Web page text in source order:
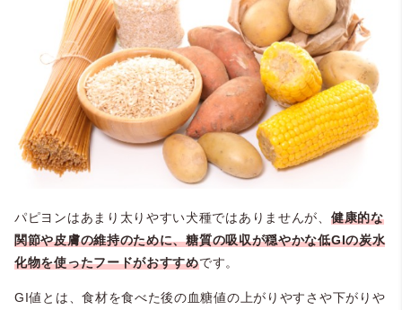
パピヨンはあまり太りやすい犬種ではありませんが、 健康的な
関節や皮膚の維持のために、糖質の吸収が穏やかな低GIの炭水
化物を使ったフードがおすすめです。
GI値とは、食材を食べた後の血糖値の上がりやすさや下がりや